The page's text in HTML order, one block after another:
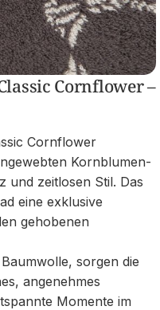
Cornflower –
Cornflower
Kornblumen-
und zeitlosen Stil. Das
eine exklusive
gehobenen
sorgen die
angenehmes
Momente im